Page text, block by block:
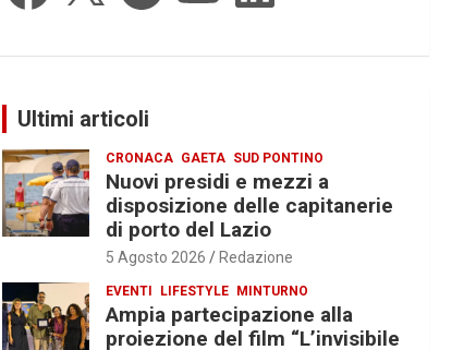
Ultimi articoli
CRONACA GAETA SUD PONTINO
Nuovi presidi e mezzi a
disposizione delle capitanerie
di porto del Lazio
5 Agosto 2026 Redazione
EVENTI LIFESTYLE MINTURNO
Ampia partecipazione alla
proiezione del film “L’invisibile